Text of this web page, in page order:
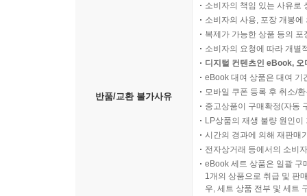
반품/교환 불가사유
소비자의 책임 있는 사유로
소비자의 사용, 포장 개봉
복제가 가능한 상품 등의
소비자의 요청에 따라 개별
디지털 컨텐츠인 eBook,
eBook 대여 상품은 대여 기
모바일 쿠폰 등록 후 취소/
중고상품이 구매확정(자동
LP상품의 재생 불량 원인
시간의 경과에 의해 재판매
전자상거래 등에서의 소비
eBook 세트 상품은 일괄 구
1개의 상품으로 취급 및 판
우, 세트 상품 전부 및 세트